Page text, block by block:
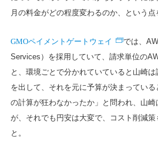
月の料金がどの程度変わるのか、という点
GMOペイメントゲートウェイ
では、
Services）を採用していて、請求単位の
と、環境ごとで分かれていていると山崎
を出して、それを元に予算が決まってい
の計算が狂わなかったか」と問われ、山
が、それでも円安は大変で、コスト削減策
と。